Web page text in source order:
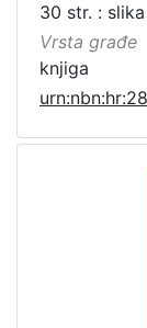
30 str. :
Vrsta građe
knjiga